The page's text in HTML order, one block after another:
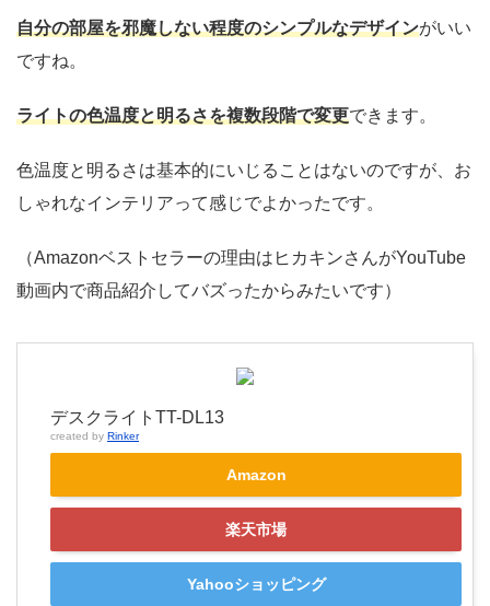
自分の部屋を邪魔しない程度のシンプルなデザインがいい
ですね。
ライトの色温度と明るさを複数段階で変更できます。
色温度と明るさは基本的にいじることはないのですが、お
しゃれなインテリアって感じでよかったです。
（Amazonベストセラーの理由はヒカキンさんがYouTube
動画内で商品紹介してバズったからみたいです）
デスクライトTT-DL13
created by Rinker
Amazon
楽天市場
Yahooショッピング